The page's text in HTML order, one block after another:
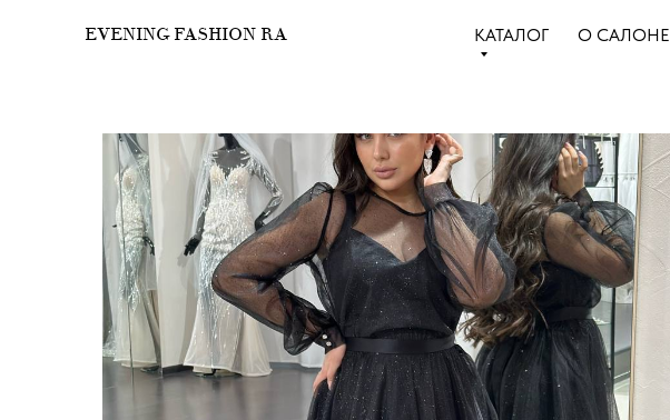
EVENING FASHION RA О САЛОНЕ
КАТАЛОГ